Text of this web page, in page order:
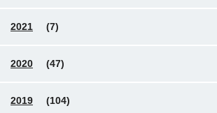
2021 (7)
2020 (47)
2019 (104)